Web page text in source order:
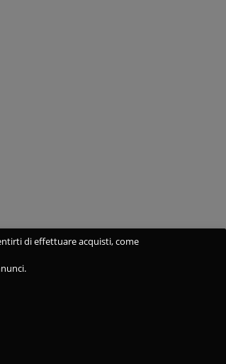
di effettuare acquisti, come